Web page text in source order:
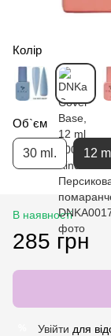
Колір
Об`єм
30 ml. 12
В наявності
285 грн
Увійти для